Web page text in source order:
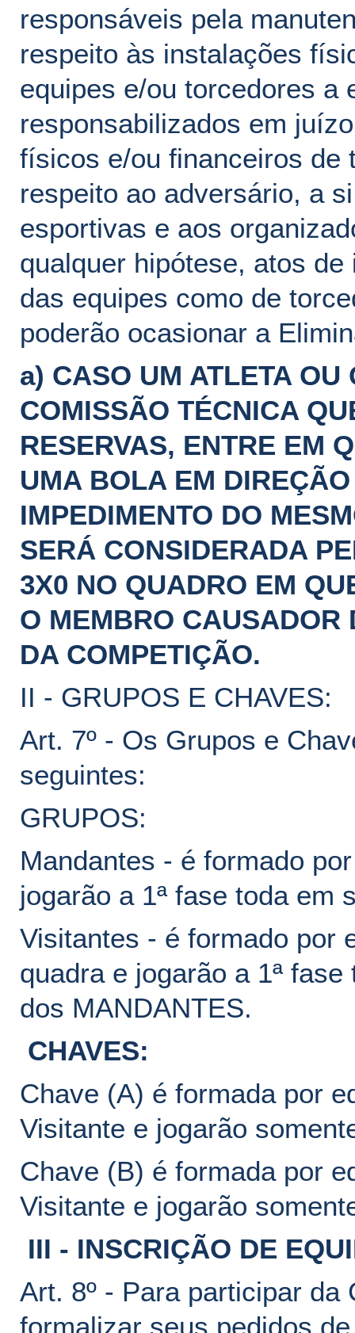
responsáveis pela
respeito às instalações
equipes e/ou torcedores a
responsabilizados em
físicos e/ou financeiros de
respeito ao adversário, a
esportivas e aos
qualquer hipótese, atos
das equipes como de
poderão ocasionar a
a) CASO UM ATLETA
COMISSÃO TÉCNICA
RESERVAS, ENTRE EM
UMA BOLA EM
IMPEDIMENTO DO
SERÁ CONSIDERADA
3X0 NO QUADRO EM
O MEMBRO CAUSADOR
DA COMPETIÇÃO.
II - GRUPOS E CHAVES:
Art. 7º - Os Grupos e
seguintes:
GRUPOS:
Mandantes - é formado
jogarão a 1ª fase toda em
Visitantes - é formado por
quadra e jogarão a 1ª
dos MANDANTES.
CHAVES:
Chave (A) é formada por
Visitante e jogarão
Chave (B) é formada por
Visitante e jogarão
III - INSCRIÇÃO DE
Art. 8º - Para participar da
formalizar seus pedidos